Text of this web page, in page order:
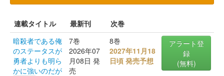
連載タイトル 最新刊
次巻
暗殺者である俺
のステータスが
勇者よりも明ら
かに強いのだが
7巻
2026年07
月08日 発
売
8巻
2027年11月18
日頃 発売予想
アラート登
録
(無料)